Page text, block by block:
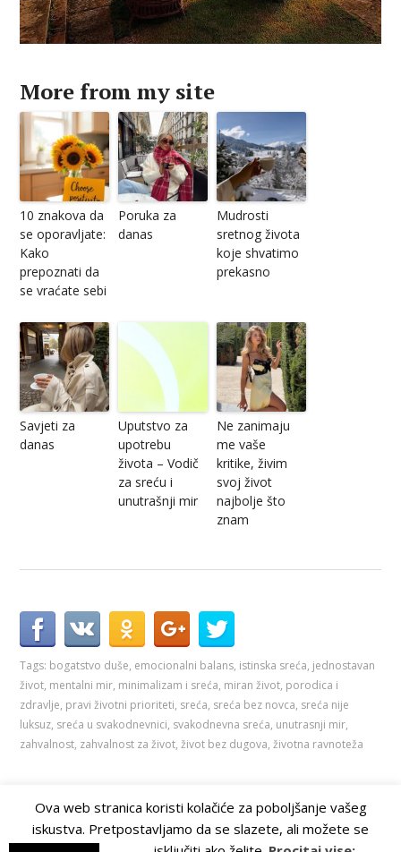
More from my site
10 znakova da
se oporavljate:
Kako
prepoznati da
se vraćate sebi
Poruka za
danas
Mudrosti
sretnog života
koje shvatimo
prekasno
Savjeti za
danas
Uputstvo za
upotrebu
života – Vodič
za sreću i
unutrašnji mir
Ne zanimaju
me vaše
kritike, živim
svoj život
najbolje što
znam
Tags: bogatstvo duše, emocionalni balans, istinska sreća, jednostavan
život, mentalni mir, minimalizam i sreća, miran život, porodica i
zdravlje, pravi životni prioriteti, sreća, sreća bez novca, sreća nije
luksuz, sreća u svakodnevnici, svakodnevna sreća, unutrasnji mir,
zahvalnost, zahvalnost za život,život bez dugova,životna ravnoteža
Doktorica© 2026
Ova web stranica koristi kolačiće za poboljšanje vašeg
iskustva. Pretpostavljamo da se slazete, ali možete se